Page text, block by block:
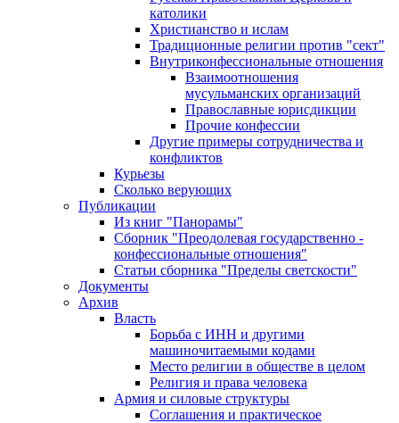
католики
Христианство и ислам
Традиционные религии против "сект"
Внутриконфессиональные отношения
Взаимоотношения
мусульманских организаций
Православные юрисдикции
Прочие конфессии
Другие примеры сотрудничества и
конфликтов
Курьезы
Сколько верующих
Публикации
Из книг "Панорамы"
Сборник "Преодолевая государственно -
конфессиональные отношения"
Статьи сборника "Пределы светскости"
Документы
Архив
Власть
Борьба с ИНН и другими
машиночитаемыми кодами
Место религии в обществе в целом
Религия и права человека
Армия и силовые структуры
Соглашения и практическое